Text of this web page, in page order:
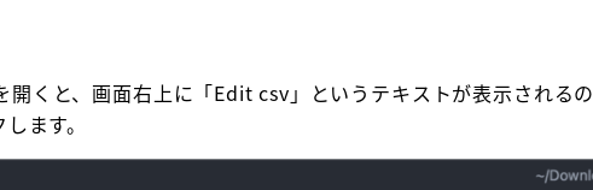
くと、画面右上に「Edit csv」というテキストが表示されるの
ます。